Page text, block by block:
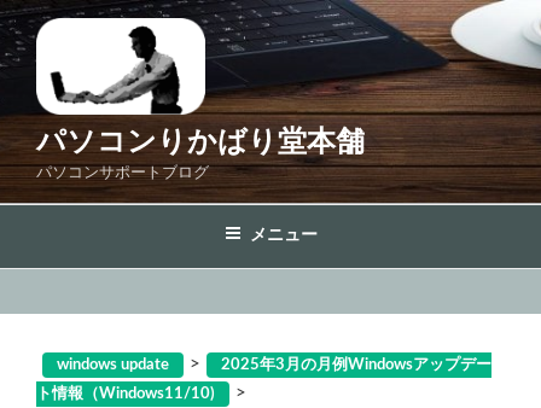
コ
ン
テ
ス
プ
パソコンりかばり堂本舗
パソコンサポートブログ
メニュー
windows update >
2025年3月の月例Windowsアップデー
ト情報（Windows11/10)
>